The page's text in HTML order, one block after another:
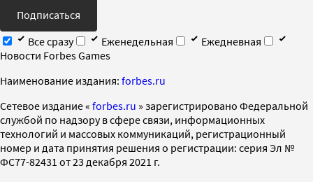
Подписаться
Все сразу
Еженедельная
Ежедневная
Новости Forbes Games
Наименование издания: forbes.ru
Cетевое издание « forbes.ru » зарегистрировано Федеральной
службой по надзору в сфере связи, информационных
технологий и массовых коммуникаций, регистрационный
номер и дата принятия решения о регистрации: серия Эл №
ФС77-82431 от 23 декабря 2021 г.